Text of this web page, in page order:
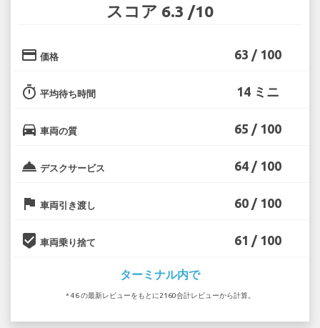
スコア 6.3 /10
credit_card 価格 63 / 100
timer 平均待ち時間 14 ミニ
directions_car 車両の質 65 / 100
room_service デスクサービス 64 / 100
flag 車両引き渡し 60 / 100
beenhere 車両乗り捨て 61 / 100
ターミナル内で
* 46 の最新レビューをもとに2160合計レビューから計算。